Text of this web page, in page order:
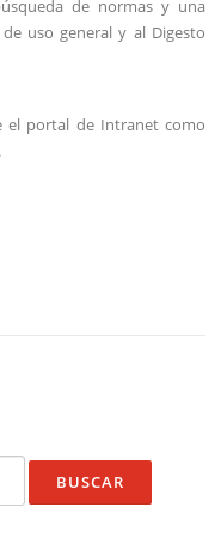
de normas y una
uso general y al Digesto
el portal de Intranet como